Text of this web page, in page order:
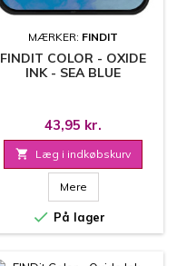
MÆRKER: FINDIT
FINDIT COLOR - OXIDE
INK - SEA BLUE
43,95 kr.
 Læg i indkøbskurv
Mere
 På lager